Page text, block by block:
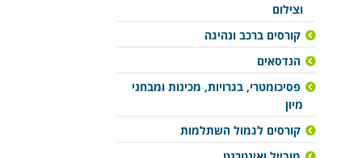
וצילום
קורסים ברכב ונהיגה
הנדסאים
פסיכומטרי, בגרויות, מכינות ומבחני
מיון
קורסים לגמול השתלמות